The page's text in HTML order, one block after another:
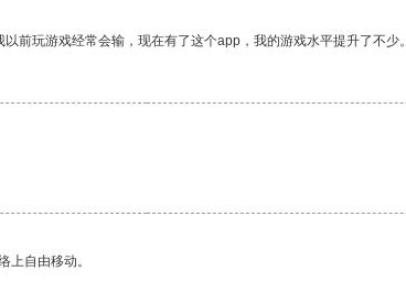
前玩游戏经常会输，现在有了这个app，我的游戏水平提升了不少。
上自由移动。